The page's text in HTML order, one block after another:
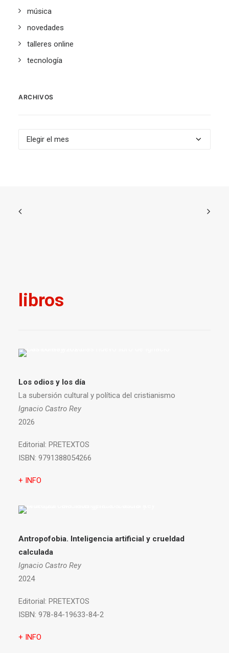
música
novedades
talleres online
tecnología
ARCHIVOS
Archivos
libros
Los odios y los día
La subersión cultural y política del cristianismo
Ignacio Castro Rey
2026
Editorial: PRETEXTOS
ISBN: 9791388054266
+ INFO
Antropofobia. Inteligencia artificial y crueldad
calculada
Ignacio Castro Rey
2024
Editorial: PRETEXTOS
ISBN: 978-84-19633-84-2
+ INFO